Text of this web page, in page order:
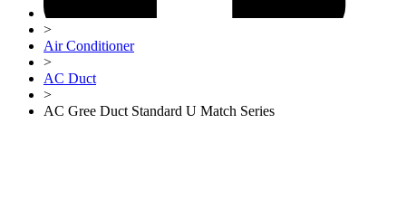
>
Air Conditioner
>
AC Duct
>
AC Gree Duct Standard U Match Series